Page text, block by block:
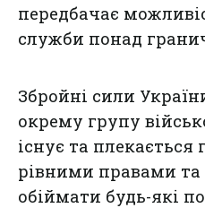
передбачає
служби понад
Збройні сили
окрему групу
існує та плекається
рівними правами
обіймати будь-які